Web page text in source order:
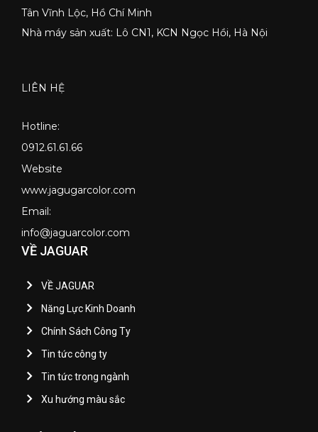
Tân Vĩnh Lộc, Hồ Chí Minh
Nhà máy sản xuất: Lô CN1, KCN Ngọc Hồi, Hà Nội
LIÊN HỆ
Hotline:
0912.61.61.66
Website
www.jagugarcolor.com
Email:
info@jaguarcolor.com
VỀ JAGUAR
VỀ JAGUAR
Năng Lực Kinh Doanh
Chính Sách Công Ty
Tin tức công ty
Tin tức trong ngành
Xu hướng màu sắc